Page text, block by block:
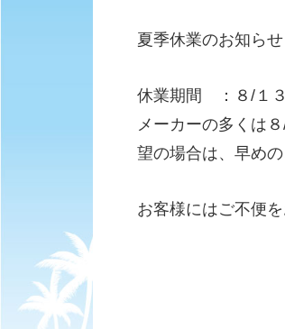
夏季休業のお知らせ
休業期間 ：８/１３
メーカーの多くは
望の場合は、早め
お客様にはご不便